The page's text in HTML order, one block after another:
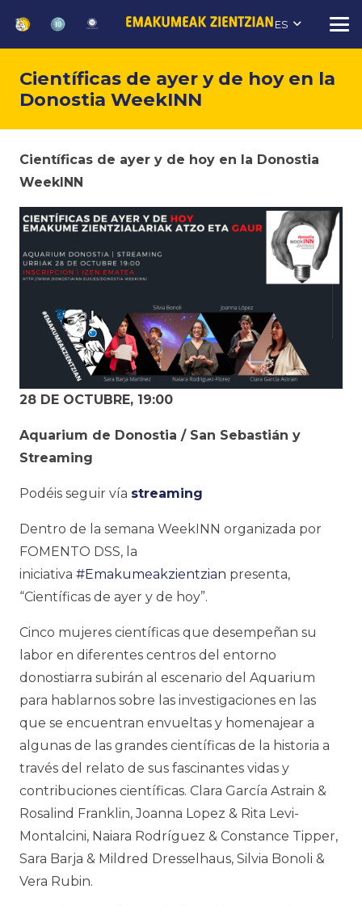
ES
Científicas de ayer y de hoy en la
Donostia WeekINN
Científicas de ayer y de hoy en la Donostia
WeekINN
28 DE OCTUBRE, 19:00
Aquarium de Donostia / San Sebastián y
Streaming
Podéis seguir vía streaming
Dentro de la semana WeekINN organizada por
FOMENTO DSS, la
iniciativa #Emakumeakzientzian presenta,
“Científicas de ayer y de hoy”.
Cinco mujeres científicas que desempeñan su
labor en diferentes centros del entorno
donostiarra subirán al escenario del Aquarium
para hablarnos sobre las investigaciones en las
que se encuentran envueltas y homenajear a
algunas de las grandes científicas de la historia a
través del relato de sus fascinantes vidas y
contribuciones científicas. Clara García Astrain &
Rosalind Franklin, Joanna Lopez & Rita Levi-
Montalcini, Naiara Rodríguez & Constance Tipper,
Sara Barja & Mildred Dresselhaus, Silvia Bonoli &
Vera Rubin.